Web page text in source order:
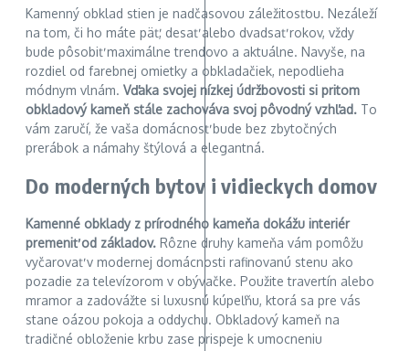
Kamenný obklad stien je nadčasovou záležitosťou. Nezáleží
na tom, či ho máte päť, desať alebo dvadsať rokov, vždy
bude pôsobiť maximálne trendovo a aktuálne. Navyše, na
rozdiel od farebnej omietky a obkladačiek, nepodlieha
módnym vlnám. Vďaka svojej nízkej údržbovosti si pritom
obkladový kameň stále zachováva svoj pôvodný vzhľad. To
vám zaručí, že vaša domácnosť bude bez zbytočných
prerábok a námahy štýlová a elegantná.
Do moderných bytov i vidieckych domov
Kamenné obklady z prírodného kameňa dokážu interiér
premeniť od základov. Rôzne druhy kameňa vám pomôžu
vyčarovať v modernej domácnosti rafinovanú stenu ako
pozadie za televízorom v obývačke. Použite travertín alebo
mramor a zadovážte si luxusnú kúpeľňu, ktorá sa pre vás
stane oázou pokoja a oddychu. Obkladový kameň na
tradičné obloženie krbu zase prispeje k umocneniu